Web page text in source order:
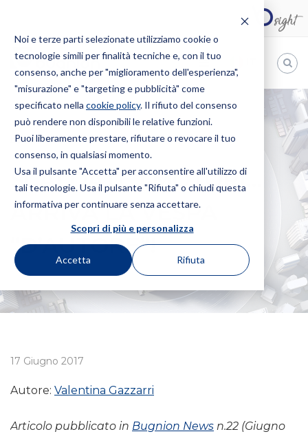
Noi e terze parti selezionate utilizziamo cookie o
tecnologie simili per finalità tecniche e, con il tuo
consenso, anche per "miglioramento dell'esperienza",
"misurazione" e "targeting e pubblicità" come
specificato nella cookie policy. Il rifiuto del consenso
può rendere non disponibili le relative funzioni.
Puoi liberamente prestare, rifiutare o revocare il tuo
consenso, in qualsiasi momento.
Usa il pulsante "Accetta" per acconsentire all'utilizzo di
tali tecnologie. Usa il pulsante "Rifiuta" o chiudi questa
informativa per continuare senza accettare.
Scopri di più e personalizza
Accetta Rifiuta
Bugnion
The
way
HOME NEWS
SCALDATE I MOTORI… ARRIVA LA VESPA
“D’AUTORE”!
SCALDATE I MOTORI…
ARRIVA LA VESPA
“D’AUTORE”!
17 Giugno 2017
Autore: Valentina Gazzarri
Articolo pubblicato in Bugnion News n.22 (Giugno